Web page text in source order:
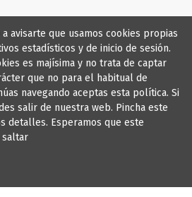
avisarte que usamos cookies propias
estadísticos y de inicio de sesión.
es majísima y no trata de captar
que no para el habitual de
navegando aceptas esta política. Si
salir de nuestra web. Pincha este
detalles. Esperamos que este
saltar